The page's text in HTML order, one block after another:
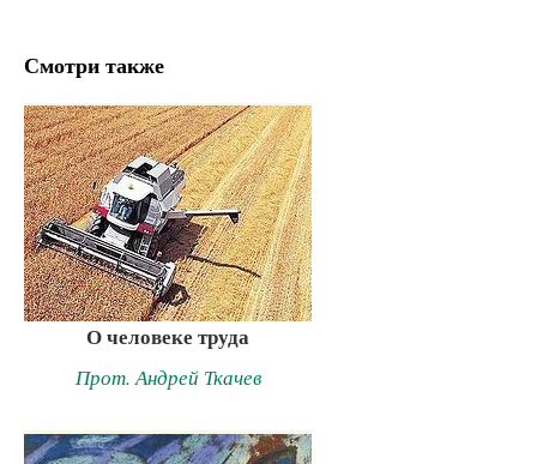
Смотри также
О человеке труда
Прот. Андрей Ткачев